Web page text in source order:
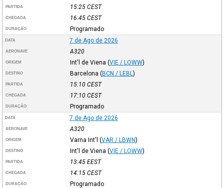
PARTIDA 15:25 CEST
CHEGADA 16:45 CEST
DURAÇÃO Programado
DATA 7 de Ago de 2026
AERONAVE A320
ORIGEM Int'l de Viena (VIE / LOWW)
DESTINO Barcelona (BCN / LEBL )
PARTIDA 15:10 CEST
CHEGADA 17:10 CEST
DURAÇÃO Programado
DATA 7 de Ago de 2026
AERONAVE A320
ORIGEM Varna Int'l (VAR / LBWN)
DESTINO Int'l de Viena (VIE / LOWW)
PARTIDA 13:45 EEST
CHEGADA 14:15 CEST
DURAÇÃO Programado